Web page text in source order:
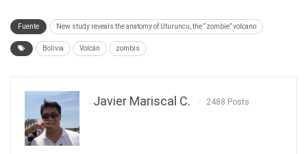
Fuente New study reveals the anatomy of Uturuncu, the “zombie” volcano
Bolivia Volcán zombis
Javier Mariscal C. 2488 Posts